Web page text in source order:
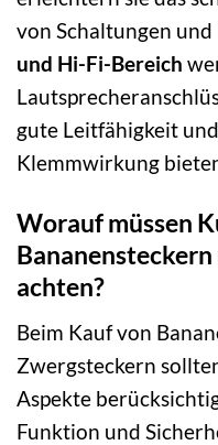
von Schaltungen
und Hi-Fi-Bereich
gute Leitfähigkeit
Klemmwirkung
Worauf müssen
achten?
Beim Kauf von
Zwergsteckern
Aspekte
Funktion und